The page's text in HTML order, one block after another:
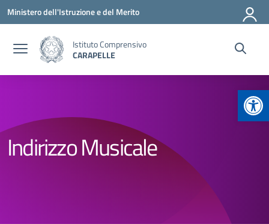
Vai ai contenuti
Vai al menu di navigazione
Vai al footer
Ministero dell'Istruzione e del Merito
Istituto Comprensivo
CARAPELLE
Indirizzo Musicale